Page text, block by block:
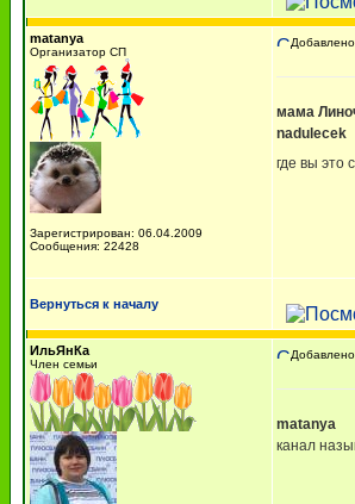
matanya
Организатор СП
Зарегистрирован: 06.04.2009
Сообщения: 22428
мама
nadulecek
где вы это
Вернуться к началу
ИльЯнКа
Член семьи
matanya
канал